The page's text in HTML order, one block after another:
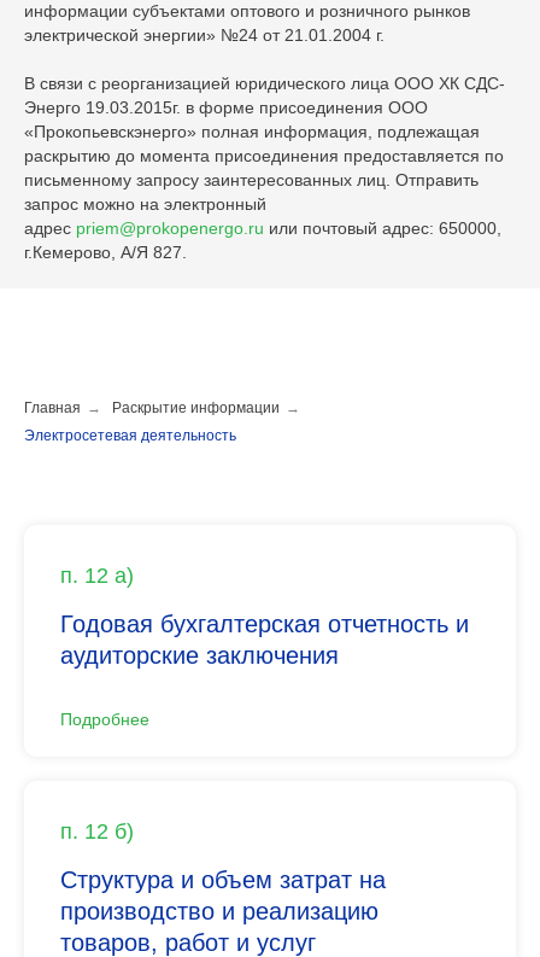
информации субъектами оптового и розничного рынков
электрической энергии» №24 от 21.01.2004 г.
В связи с реорганизацией юридического лица ООО ХК СДС-
Энерго 19.03.2015г. в форме присоединения ООО
«Прокопьевскэнерго» полная информация, подлежащая
раскрытию до момента присоединения предоставляется по
письменному запросу заинтересованных лиц. Отправить
запрос можно на электронный
адрес priem@prokopenergo.ru или почтовый адрес: 650000,
г.Кемерово, А/Я 827.
Главная → Раскрытие информации →
Электросетевая деятельность
п. 12 а)
Годовая бухгалтерская отчетность и
аудиторские заключения
Подробнее
п. 12 б)
Структура и объем затрат на
производство и реализацию
товаров, работ и услуг